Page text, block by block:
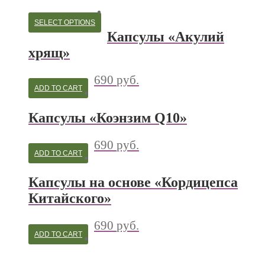
SELECT OPTIONS
Капсулы «Акулий
хрящ»
690 руб.
ADD TO CART
Капсулы «Коэнзим Q10»
690 руб.
ADD TO CART
Капсулы на основе «Кордицепса
Китайского»
690 руб.
ADD TO CART